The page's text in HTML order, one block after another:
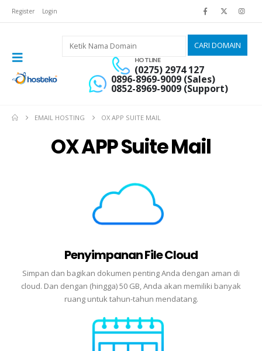
Register Login
HOTLINE
(0275) 2974 127
0896-8969-9009 (Sales)
0852-8969-9009 (Support)
EMAIL HOSTING OX APP SUITE MAIL
OX APP Suite Mail
Penyimpanan File Cloud
Simpan dan bagikan dokumen penting Anda dengan aman di
cloud. Dan dengan (hingga) 50 GB, Anda akan memiliki banyak
ruang untuk tahun-tahun mendatang.